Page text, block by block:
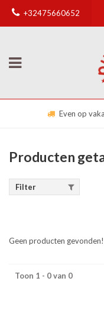
+32475660652
Even op
Producten
Filter
Geen producten
Toon 1 - 0 van 0